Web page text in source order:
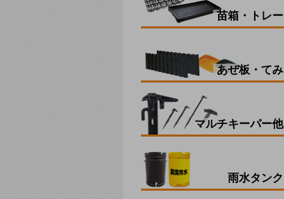
苗箱・トレー
あぜ板・てみ
マルチキーパー他
雨水タンク